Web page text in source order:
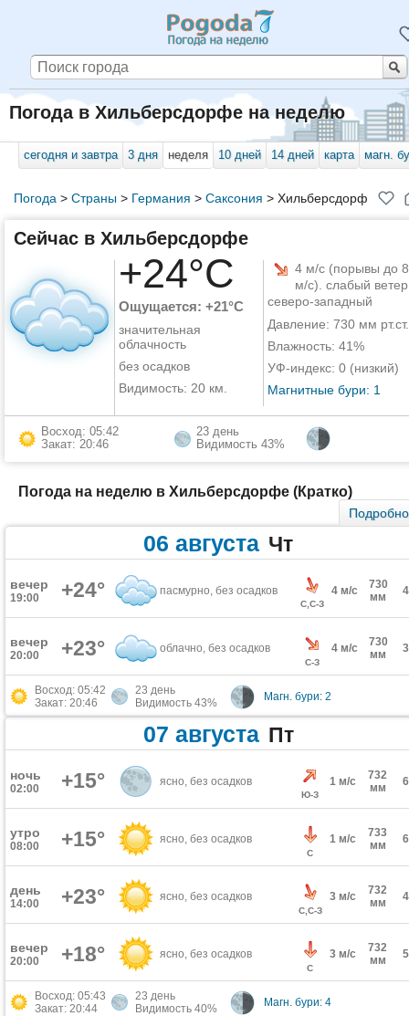
Погода в Хильберсдорфе на неделю
сегодня и завтра 3 дня неделя 10 дней 14 дней карта магн.
Погода > Страны> Германия > Саксония > Хильберсдорф
Сейчас в Хильберсдорфе
+24°C
Ощущается: +21°C
значительная
облачность
без осадков
Видимость: 20 км.
4 м/с (порывы до 8
м/с). слабый
северо-западный
Давление: 730 мм рт.ст.
Влажность: 41%
УФ-индекс: 0 (низкий)
Магнитные бури: 1
Восход: 05:42
Закат: 20:46
23 день
Видимость 43%
Погода на неделю в Хильберсдорфе (Кратко)
Подробно
06 августа Чт
вечер
19:00 +24° пасмурно, без осадков
С,С-З
4 м/с
730
мм
вечер
20:00 +23° облачно, без осадков
С-З
4 м/с
730
мм
Восход: 05:42
Закат: 20:46
23 день
Видимость 43%
Магн. бури: 2
07 августа Пт
ночь
02:00 +15° ясно, без осадков
Ю-З
1 м/с
732
мм
утро
08:00 +15° ясно, без осадков
С
1 м/с
733
мм
день
14:00 +23° ясно, без осадков
С,С-З
3 м/с
732
мм
вечер
20:00 +18° ясно, без осадков
С
3 м/с
732
мм
Восход: 05:43
Закат: 20:44
23 день
Видимость 40%
Магн. бури: 4